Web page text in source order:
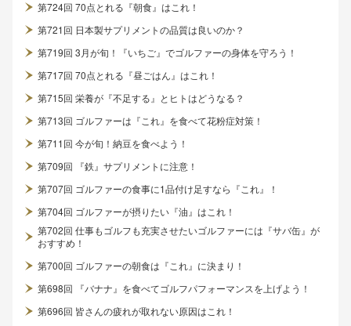
第724回 70点とれる『朝食』はこれ！
第721回 日本製サプリメントの品質は良いのか？
第719回 3月が旬！『いちご』でゴルファーの身体を守ろう！
第717回 70点とれる『昼ごはん』はこれ！
第715回 栄養が『不足する』とヒトはどうなる？
第713回 ゴルファーは『これ』を食べて花粉症対策！
第711回 今が旬！納豆を食べよう！
第709回 『鉄』サプリメントに注意！
第707回 ゴルファーの食事に1品付け足すなら『これ』！
第704回 ゴルファーが摂りたい『油』はこれ！
第702回 仕事もゴルフも充実させたいゴルファーには『サバ缶』が
おすすめ！
第700回 ゴルファーの朝食は『これ』に決まり！
第698回 『バナナ』を食べてゴルフパフォーマンスを上げよう！
第696回 皆さんの疲れが取れない原因はこれ！